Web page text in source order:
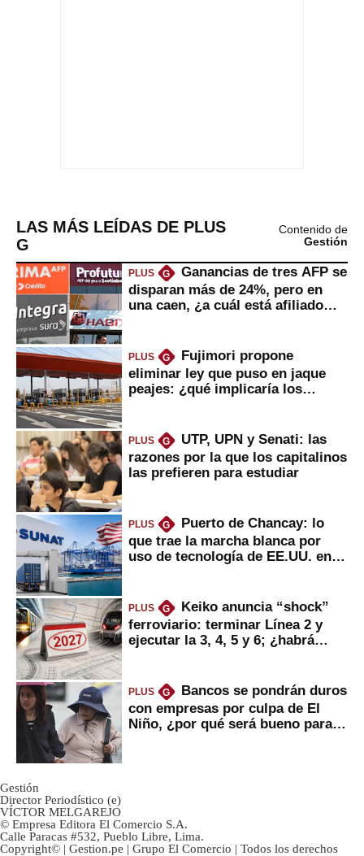
LAS MÁS LEÍDAS DE PLUS
G
Contenido de
Gestión
PLUS G
Ganancias de tres AFP se
disparan más de 24%, pero en
una caen, ¿a cuál está afiliado
PLUS G
Fujimori propone
eliminar ley que puso en jaque
peajes: ¿qué implicaría los
PLUS G
UTP, UPN y Senati: las
razones por la que los capitalinos
las prefieren para estudiar
PLUS G
Puerto de Chancay: lo
que trae la marcha blanca por
uso de tecnología de EE.UU. en
PLUS G
Keiko anuncia “shock”
ferroviario: terminar Línea 2 y
ejecutar la 3, 4, 5 y 6; ¿habrá
PLUS G
Bancos se pondrán duros
con empresas por culpa de El
Niño, ¿por qué será bueno para
Gestión
Director Periodístico (e)
VÍCTOR MELGAREJO
© Empresa Editora El Comercio S.A.
Calle Paracas #532, Pueblo Libre, Lima.
Copyright© | Gestion.pe | Grupo El Comercio | Todos los derechos